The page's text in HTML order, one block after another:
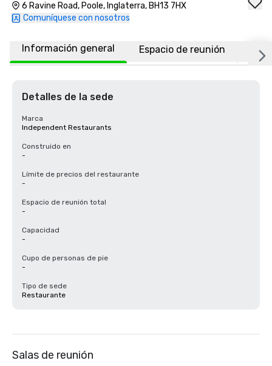
6 Ravine Road, Poole, Inglaterra, BH13 7HX
Comuníquese con nosotros
Información general Espacio de reunión
Detalles de la sede
Marca
Independent Restaurants
Construido en
-
Límite de precios del restaurante
-
Espacio de reunión total
-
Capacidad
-
Cupo de personas de pie
-
Tipo de sede
Restaurante
Salas de reunión